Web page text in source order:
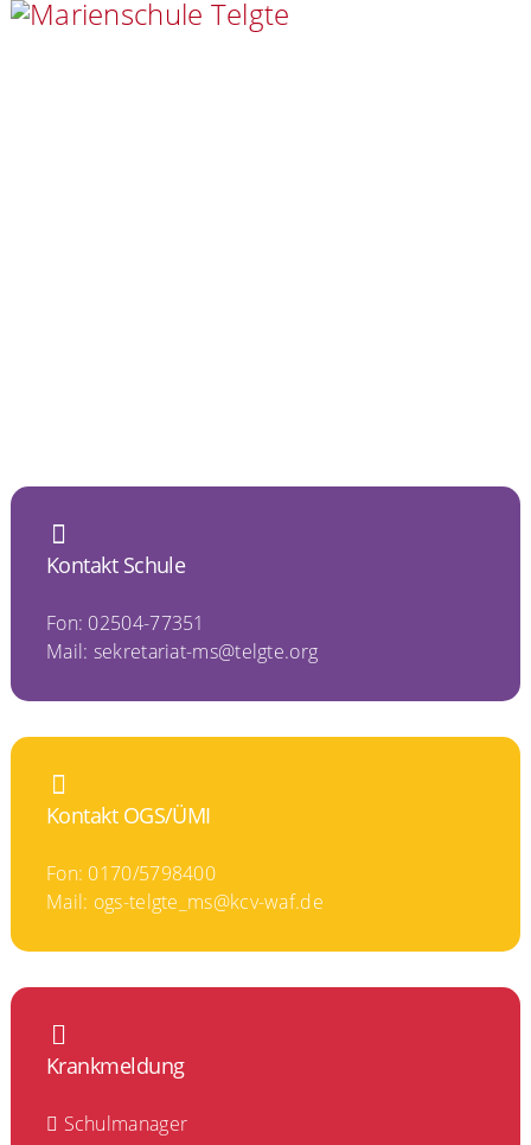
Kontakt Schule
Fon: 02504-77351
Mail: sekretariat-ms@telgte.org
Kontakt OGS/ÜMI
Fon: 0170/5798400
Mail: ogs-telgte_ms@kcv-waf.de
Krankmeldung
Schulmanager